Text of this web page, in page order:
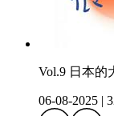
Vol.9 日本的
06-08-2025